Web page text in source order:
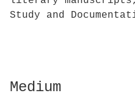
Study and
Medium